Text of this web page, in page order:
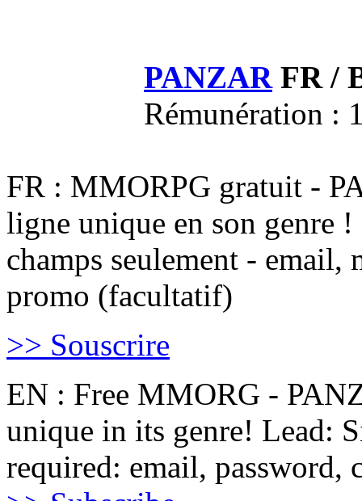
PANZAR FR /
Rémunération :
FR : MMORPG gratuit -
ligne unique en son genre
champs seulement - email,
promo (facultatif)
>> Souscrire
​EN : Free MMORG -
unique in its genre! Lead:
required: email, password,